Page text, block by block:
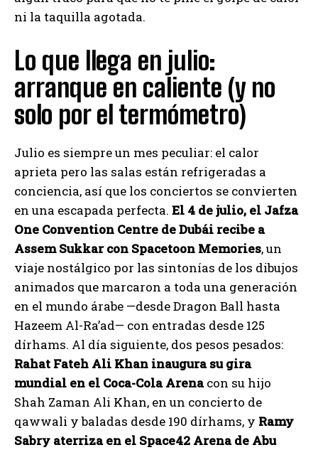
ni la taquilla agotada.
Lo que llega en julio:
arranque en caliente (y no
solo por el termómetro)
Julio es siempre un mes peculiar: el calor
aprieta pero las salas están refrigeradas a
conciencia, así que los conciertos se convierten
en una escapada perfecta. El 4 de julio, el Jafza
One Convention Centre de Dubái recibe a
Assem Sukkar con Spacetoon Memories, un
viaje nostálgico por las sintonías de los dibujos
animados que marcaron a toda una generación
en el mundo árabe —desde Dragon Ball hasta
Hazeem Al-Ra’ad— con entradas desde 125
dírhams. Al día siguiente, dos pesos pesados:
Rahat Fateh Ali Khan inaugura su gira
mundial en el Coca-Cola Arenacon su hijo
Shah Zaman Ali Khan, en un concierto de
qawwali y baladas desde 190 dírhams, y Ramy
Sabry aterriza en el Space42 Arena de Abu